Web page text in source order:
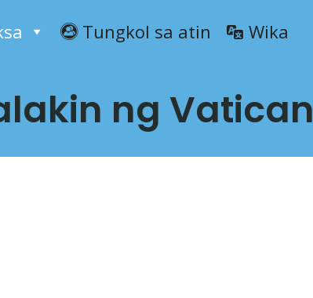
Tungkol sa atin Wika
ng Vatican